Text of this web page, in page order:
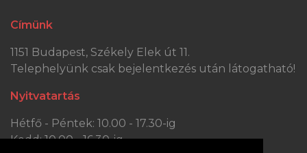
Címünk
1151 Budapest, Székely Elek út 11.
Telephelyünk csak bejelentkezés után látogatható!
Nyitvatartás
Hétfő - Péntek: 10.00 - 17.30-ig
Kedd: 10.00 - 16.30-ig